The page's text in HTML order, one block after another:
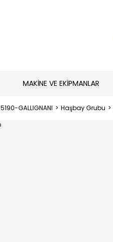
MAKİNE VE EKİPMANLAR
5190-GALLIGNANI Haşbay Grubu